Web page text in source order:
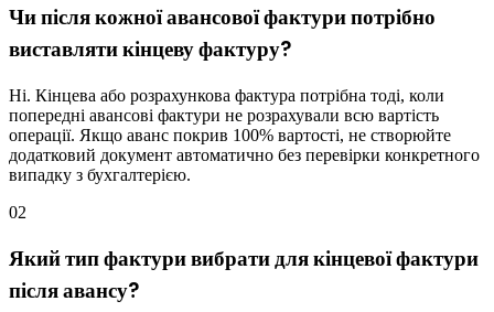
Чи після кожної авансової фактури потрібно
виставляти кінцеву фактуру?
Ні. Кінцева або розрахункова фактура потрібна тоді, коли
попередні авансові фактури не розрахували всю вартість
операції. Якщо аванс покрив 100% вартості, не створюйте
додатковий документ автоматично без перевірки конкретного
випадку з бухгалтерією.
02
Який тип фактури вибрати для кінцевої фактури
після авансу?